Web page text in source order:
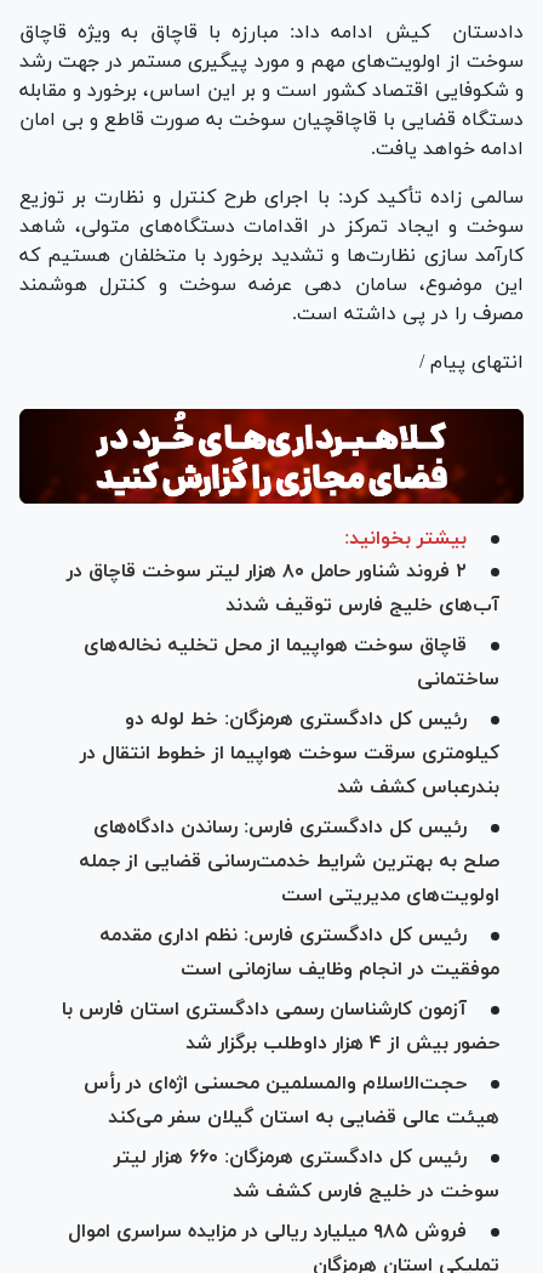
دادستان کیش ادامه داد: مبارزه با قاچاق به ویژه قاچاق
سوخت از اولویت‌های مهم و مورد پیگیری مستمر در جهت رشد
و شکوفایی اقتصاد کشور است و بر این اساس، برخورد و مقابله
دستگاه قضایی با قاچاقچیان سوخت به صورت قاطع و بی امان
ادامه خواهد یافت.
سالمی زاده تأکید کرد: با اجرای طرح کنترل و نظارت بر توزیع
سوخت و ایجاد تمرکز در اقدامات دستگاه‌های متولی، شاهد
کارآمد سازی نظارت‌ها و تشدید برخورد با متخلفان هستیم که
این موضوع، سامان دهی عرضه سوخت و کنترل هوشمند
مصرف را در پی داشته است.
انتهای پیام /
بیشتر بخوانید:
۲ فروند شناور حامل ۸۰ هزار لیتر سوخت قاچاق در
آب‌های خلیج فارس توقیف شدند
قاچاق سوخت هواپیما از محل تخلیه نخاله‌های
ساختمانی
رئیس کل دادگستری هرمزگان: خط لوله دو
کیلومتری سرقت سوخت هواپیما از خطوط انتقال در
بندرعباس کشف شد
رئیس کل دادگستری فارس: رساندن دادگاه‌های
صلح به بهترین شرایط خدمت‌رسانی قضایی از جمله
اولویت‌های مدیریتی است
رئیس کل دادگستری فارس: نظم اداری مقدمه
موفقیت در انجام وظایف سازمانی است
آزمون کارشناسان رسمی دادگستری استان فارس با
حضور بیش از ۴ هزار داوطلب برگزار شد
حجت‌الاسلام والمسلمین محسنی اژه‌ای در رأس
هیئت عالی قضایی به استان گیلان سفر می‌کند
رئیس کل دادگستری هرمزگان: ۶۶۰ هزار لیتر
سوخت در خلیج فارس کشف شد
فروش ۹۸۵ میلیارد ریالی در مزایده سراسری اموال
تملیکی استان هرمزگان